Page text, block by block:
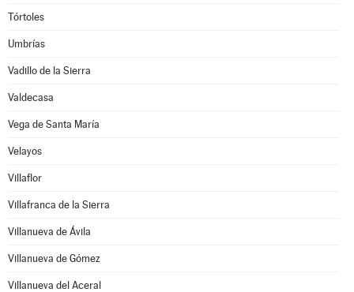
Tórtoles
Umbrías
Vadillo de la Sierra
Valdecasa
Vega de Santa María
Velayos
Villaflor
Villafranca de la Sierra
Villanueva de Ávila
Villanueva de Gómez
Villanueva del Aceral